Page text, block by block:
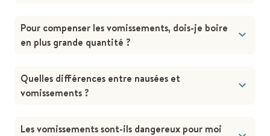
Pour compenser les vomissements, dois-je boire
en plus grande quantité ?
Quelles différences entre nausées et
vomissements ?
Les vomissements sont-ils dangereux pour moi